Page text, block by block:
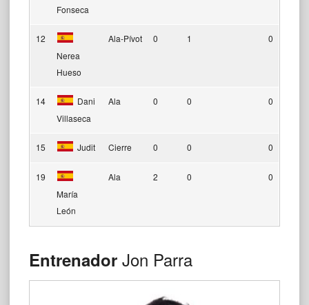
Fonseca
12
Nerea
Hueso
Ala-Pívot 0 1 0
14
Dani
Villaseca
Ala 0 0 0
15 Judit Cierre 0 0 0
19
María
León
Ala 2 0 0
Entrenador Jon Parra